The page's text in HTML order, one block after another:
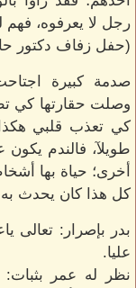
رجل لا يعرفوه،
(حفل زفاف دكتور
صدمة كبيرة
وصلت حقارتها كي
كي تعذب قلبي
طويلآ، فالندم
أخرى؛ حياة بها
كل هذا كان يحدث به
بدر بإصرار: تعالى
عليا.
نظر له عمر بثبات: